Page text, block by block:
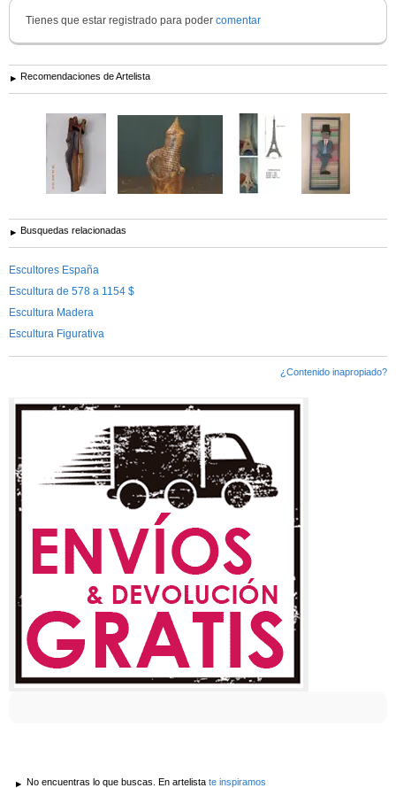
Tienes que estar registrado para poder comentar
Recomendaciones de Artelista
Busquedas relacionadas
Escultores España
Escultura de 578 a 1154 $
Escultura Madera
Escultura Figurativa
¿Contenido inapropiado?
No encuentras lo que buscas. En artelista te inspiramos